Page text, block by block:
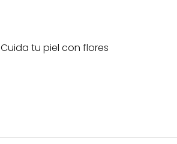
Cuida tu piel con flores